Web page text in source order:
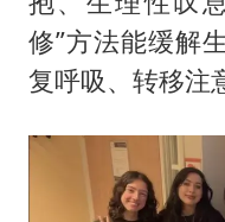
修”方法能缓解
复呼吸、转移注